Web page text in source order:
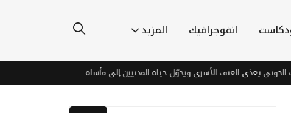
انفوجرافيك المزيد
يغذي العنف الأسري ويحوّل حياة المدنيين إلى مأساة